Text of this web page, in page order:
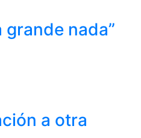
grande nada”
a otra